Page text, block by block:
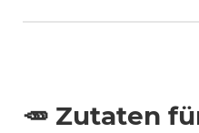
🥕 Zutaten